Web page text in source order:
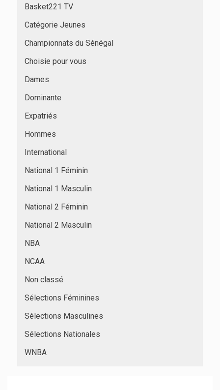
Basket221 TV
Catégorie Jeunes
Championnats du Sénégal
Choisie pour vous
Dames
Dominante
Expatriés
Hommes
International
National 1 Féminin
National 1 Masculin
National 2 Féminin
National 2 Masculin
NBA
NCAA
Non classé
Sélections Féminines
Sélections Masculines
Sélections Nationales
WNBA